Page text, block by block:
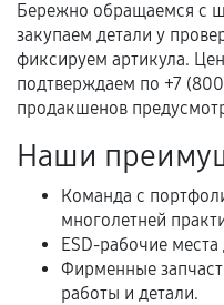
перегрев,
Самостоятельный
третьих лиц.
предусмотрено
Обращение после
срока.
Программные
отдельных условиях.
Бережно обращаемся с
закупаем детали у
фиксируем артикула.
подтверждаем по +7
продакшенов
Наши
Команда с
многолетней
ESD-рабочие места
Фирменные
работы и детали.